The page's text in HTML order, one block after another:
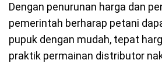
Dengan penurunan harga dan
pemerintah berharap petani
pupuk dengan mudah, tepat
praktik permainan distributor